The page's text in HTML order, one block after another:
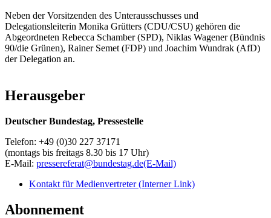
Neben der Vorsitzenden des Unterausschusses und
Delegationsleiterin Monika Grütters (CDU/CSU) gehören die
Abgeordneten Rebecca Schamber (SPD), Niklas Wagener (Bündnis
90/die Grünen), Rainer Semet (FDP) und Joachim Wundrak (AfD)
der Delegation an.
Herausgeber
Deutscher Bundestag, Pressestelle
Telefon: +49 (0)30 227 37171
(montags bis freitags 8.30 bis 17 Uhr)
E-Mail: pressereferat@bundestag.de(E-Mail)
Kontakt für Medienvertreter(Interner Link)
Abonnement